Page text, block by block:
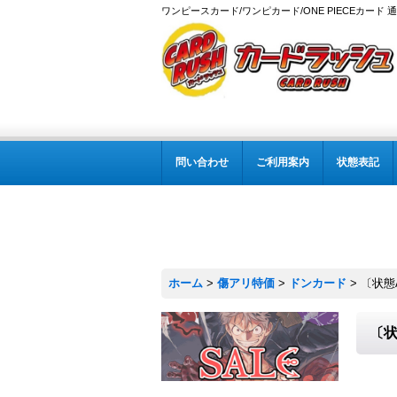
ワンピースカード/ワンピカード/ONE PIECEカード
問い合わせ ご利用案内 状態表記
ホーム > 傷アリ特価 > ドンカード > 〔状
〔